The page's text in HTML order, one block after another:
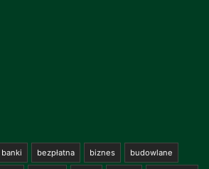
banki bezpłatna biznes budowlane